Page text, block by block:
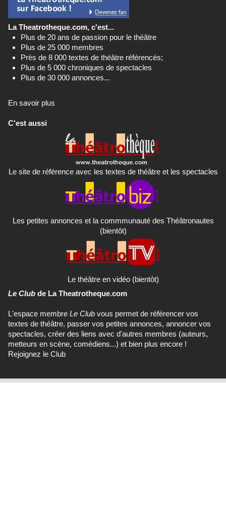
La Theatrotheque.com, c'est...
Plus de 20 ans de passion pour le théâtre
Plus de 25 000 membres
Près de 8 000 textes de théâtre référencés;
Plus de 5 000 chroniques de spectacles
Plus de 30 000 annonces...
En savoir plus
C'est aussi
Le site de référence avec les textes de théâtre et les spectacles
Les petites annonces et la commmunauté des Théâtronautes
(bientôt)
Le théâtre en vidéo (bientôt)
Le Club de La Theatrotheque.com
L'espace membre Le Club vous permet de référencer vos
textes de théâtre, passer vos petites annonces, annoncer vos
spectacles, créer des liens avec d'autres membres (auteurs,
metteurs en scène, comédiens...) et bien plus encore !
Rejoignez le Club